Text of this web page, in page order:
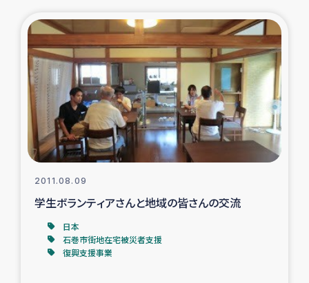
東ティモール豪雨緊急支援
大雨による洪水被災者支援
カカオ生産者支援事業
シリア国内避難民・帰還民の生活再建支援
トルコにおけるシリア難民支援事業
インドネシア中部 スラウェシの地震・津波被災者支援
スリランカ ムライティブ県帰還民の生活再建支援
2011.08.09
学生ボランティアさんと地域の皆さんの交流
日本
石巻市街地在宅被災者支援
復興支援事業